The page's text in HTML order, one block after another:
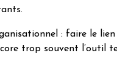
: faire le lien
trop souvent l’outil